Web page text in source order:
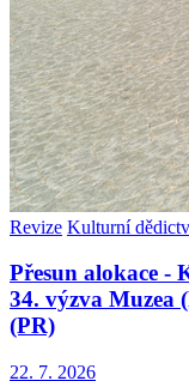
Revize Kulturní
Přesun alokace -
34. výzva Muzea
(PR)
22. 7. 2026